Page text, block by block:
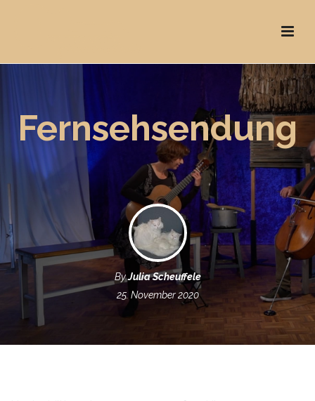
Fernsehsendung
ByJulia Scheuffele
25. November 2020